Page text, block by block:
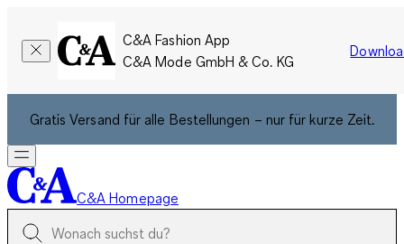
C&A Fashion App
C&A Mode GmbH & Co. KG
Gratis Versand für alle Bestellungen – nur für kurze Zeit.
C&A Homepage